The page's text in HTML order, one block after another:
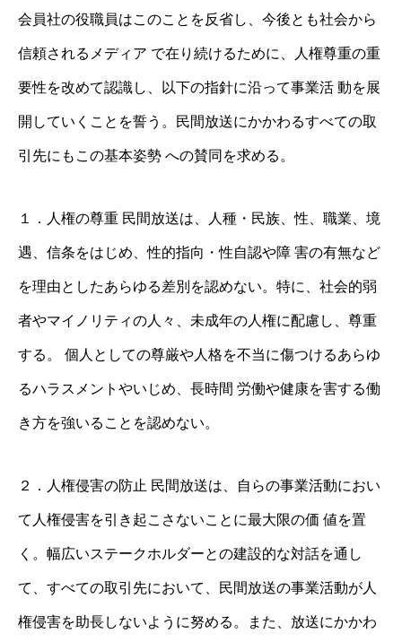
会員社の役職員はこのことを反省し、今後とも社会から
信頼されるメディア で在り続けるために、人権尊重の重
要性を改めて認識し、以下の指針に沿って事業活 動を展
開していくことを誓う。民間放送にかかわるすべての取
引先にもこの基本姿勢 への賛同を求める。
１．人権の尊重 民間放送は、人種・民族、性、職業、境
遇、信条をはじめ、性的指向・性自認や障 害の有無など
を理由としたあらゆる差別を認めない。特に、社会的弱
者やマイノリティの人々、未成年の人権に配慮し、尊重
する。 個人としての尊厳や人格を不当に傷つけるあらゆ
るハラスメントやいじめ、長時間 労働や健康を害する働
き方を強いることを認めない。
２．人権侵害の防止 民間放送は、自らの事業活動におい
て人権侵害を引き起こさないことに最大限の価 値を置
く。幅広いステークホルダーとの建設的な対話を通し
て、すべての取引先において、民間放送の事業活動が人
権侵害を助長しないように努める。また、放送にかかわ